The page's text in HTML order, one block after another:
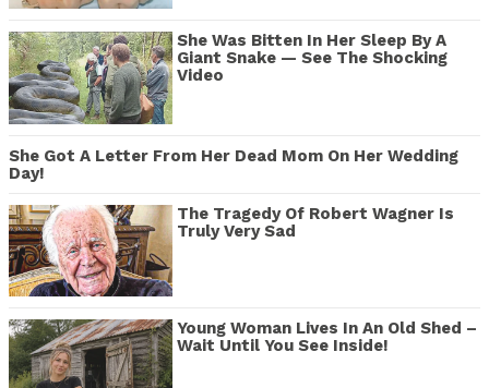
She Was Bitten In Her Sleep By A
Giant Snake — See The Shocking
Video
She Got A Letter From Her Dead Mom On Her Wedding
Day!
The Tragedy Of Robert Wagner Is
Truly Very Sad
Young Woman Lives In An Old Shed –
Wait Until You See Inside!